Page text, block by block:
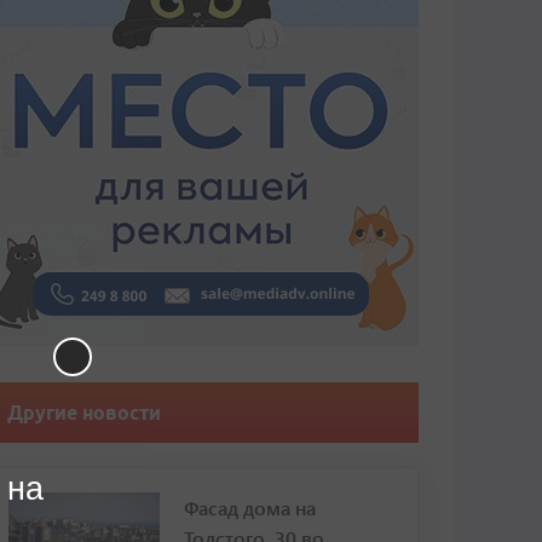
Другие новости
Фасад дома на